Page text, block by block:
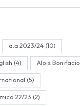
a.a 2023/24(10)
(4) Alois Bonifacio
(5)
22/23 (2)